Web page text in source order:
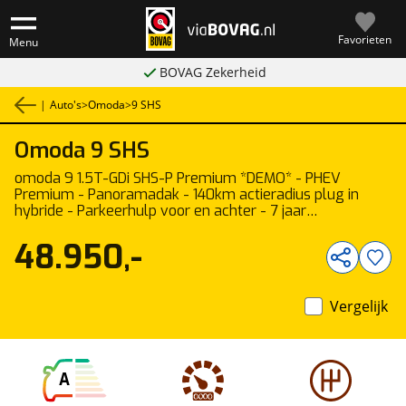
Menu Favorieten
BOVAG Zekerheid
| Auto's>Omoda>9 SHS
Omoda 9 SHS
omoda 9 1.5T-GDi SHS-P Premium *DEMO* - PHEV
Premium - Panoramadak - 140km actieradius plug in
hybride - Parkeerhulp voor en achter - 7 jaar
A
48.950,-
Vergelijk